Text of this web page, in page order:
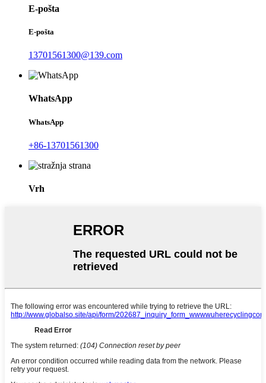
E-pošta
E-pošta
13701561300@139.com
WhatsApp
WhatsApp
+86-13701561300
Vrh